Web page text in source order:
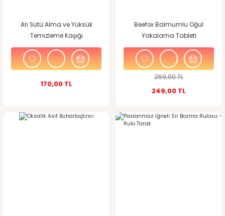
Arı Sütü Alma ve Yüksük
Temizleme Kaşığı
170,00 TL
Beefox Balmumlu Oğul
Yakalama Tableti
259,00 TL
249,00 TL